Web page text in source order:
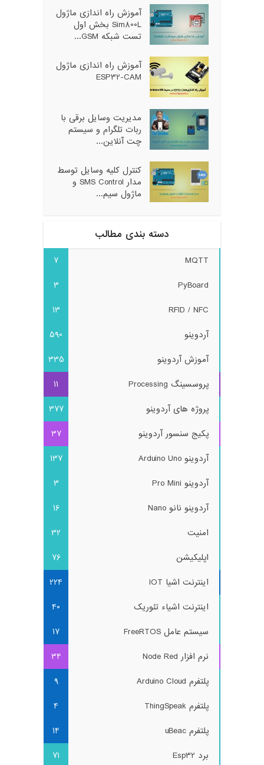
آموزش راه اندازی ماژول
Sim800L بخش اول
تست شبکه GSM...
آموزش راه اندازی ماژول
ESP32-CAM
مدیریت وسایل برقی با
ربات تلگرام و سیستم
چت آنلاین...
کنترل کلیه وسایل توسط
مدار SMS Control و
ماژول سیم...
دسته بندی مطالب
MQTT
7
PyBoard
3
RFID / NFC
13
آردوینو
590
آموزش آردوینو
335
پروسسینگ Processing
11
پروژه های آردوینو
377
پکیج سنسور آردوینو
37
آردوینو Arduino Uno
137
آردوینو Pro Mini
3
آردوینو نانو Nano
16
امنیت
32
اپلیکیشن
76
اینترنت اشیا IOT
224
اینترنت اشیاء تئوریک
40
سیستم عامل FreeRTOS
17
نرم افزار Node Red
34
پلتفرم Arduino Cloud
9
پلتفرم ThingSpeak
4
پلتفرم uBeac
14
برد Esp32
71